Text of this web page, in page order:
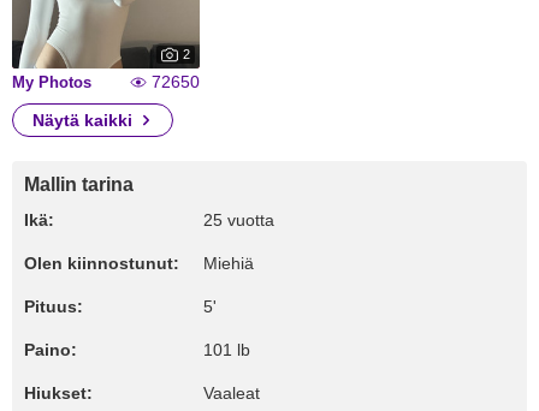
2
My Photos
72650
Näytä kaikki
Mallin tarina
Ikä: 25 vuotta
Olen kiinnostunut: Miehiä
Pituus: 5'
Paino: 101 lb
Hiukset: Vaaleat